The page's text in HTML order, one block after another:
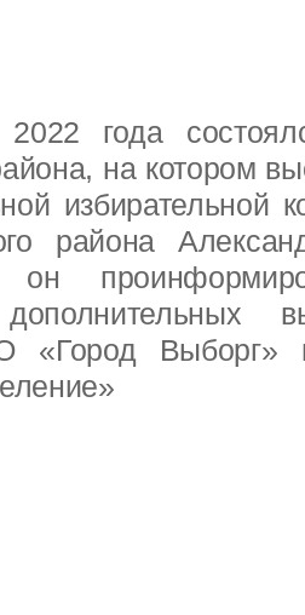
года
на котором
избирательной
района
он
дополнительных
«Город